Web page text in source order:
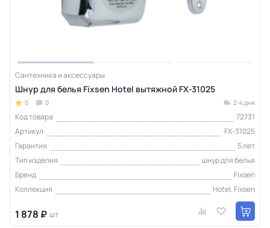
Сантехника и аксессуары
Шнур для белья Fixsen Hotel вытяжной FX-31025
0 0 2-4 дня
Код товара
72731
Артикул
FX-31025
Гарантия
5 лет
Тип изделия
шнур для белья
Бренд
Fixsen
Коллекция
Hotel, Fixsen
1 878 ₽ шт